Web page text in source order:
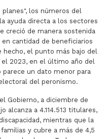
los números del
ayuda directa a los sectores
creció de manera sostenida
cantidad de beneficiarios
hecho, el punto más bajo del
el 2023, en el último año del
parece un dato menor para
del peronismo.
Gobierno, a diciembre de
alcanza a 4.114.513 titulares,
mientras que la
y cubre a más de 4,5